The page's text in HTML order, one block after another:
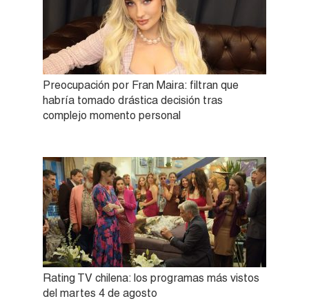
Preocupación por Fran Maira: filtran que
habría tomado drástica decisión tras
complejo momento personal
Rating TV chilena: los programas más vistos
del martes 4 de agosto